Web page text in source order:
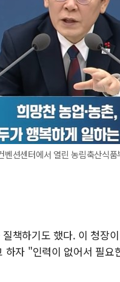
션센터에서 열린 농림축산식
책하기도 했다. 이 청장
하자 "인력이 없어서 필